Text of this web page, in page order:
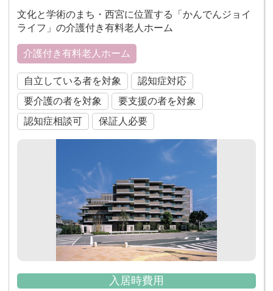
文化と学術のまち・西宮に位置する「かんでんジョイ
ライフ」の介護付き有料老人ホーム
介護付き有料老人ホーム
自立している者を対象
認知症対応
要介護の者を対象
要支援の者を対象
認知症相談可
保証人必要
入居時費用